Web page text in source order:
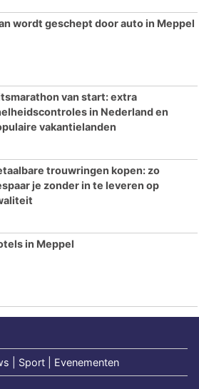
wordt geschept door auto in Meppel
van start: extra
in Nederland en
vakantielanden
trouwringen kopen: zo
je zonder in te leveren op
in Meppel
| Sport | Evenementen